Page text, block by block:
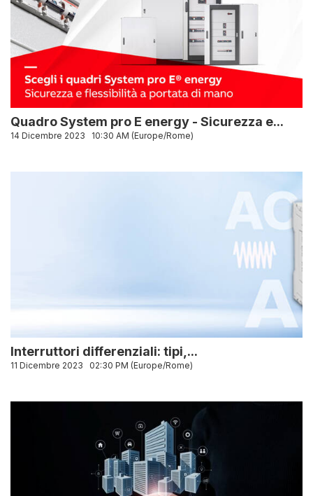
Quadro System pro E energy - Sicurezza e...
14 Dicembre 2023 10:30 AM (Europe/Rome)
Interruttori differenziali: tipi,...
11 Dicembre 2023 02:30 PM (Europe/Rome)